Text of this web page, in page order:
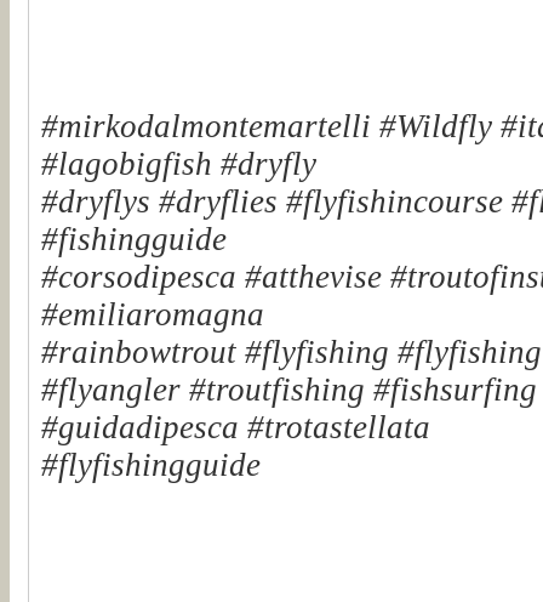
#mirkodalmontemartelli #Wildfly
#lagobigfish #dryfly
#dryflys #dryflies #flyfishincourse
#fishingguide
#corsodipesca #atthevise
#emiliaromagna
#rainbowtrout #flyfishing
#flyangler #troutfishing
#guidadipesca #trotastellata
#flyfishingguide